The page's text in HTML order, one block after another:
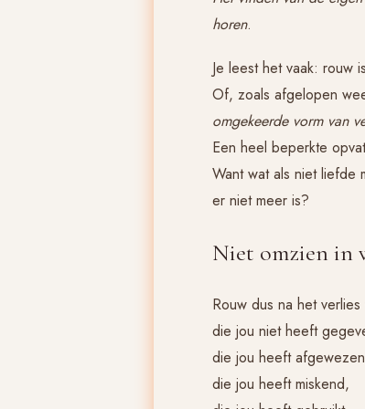
horen.
Je leest het vaak: rouw
Of, zoals afgelopen
omgekeerde vorm van
Een heel beperkte
Want wat als niet
er niet meer is?
Niet omzien in
Rouw dus na het verlies
die jou niet heeft
die jou heeft
die jou heeft miskend,